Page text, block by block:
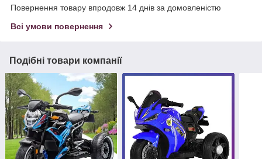
Повернення товару впродовж 14 днів за домовленістю
Всі умови повернення
Подібні товари компанії